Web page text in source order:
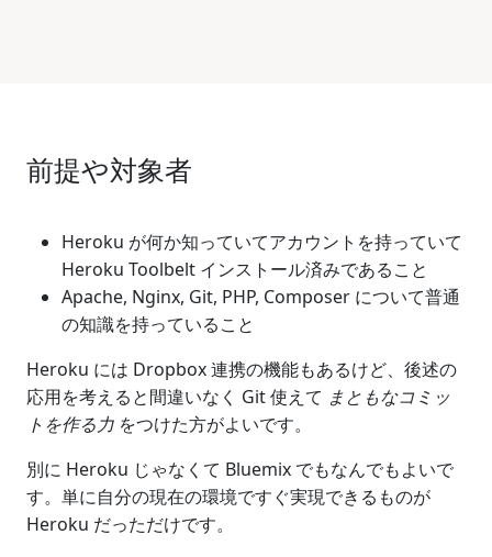
前提や対象者
Heroku が何か知っていてアカウントを持っていて
Heroku Toolbelt インストール済みであること
Apache, Nginx, Git, PHP, Composer について普通
の知識を持っていること
Heroku には Dropbox 連携の機能もあるけど、後述の
応用を考えると間違いなく Git 使えて まともなコミッ
トを作る力 をつけた方がよいです。
別に Heroku じゃなくて Bluemix でもなんでもよいで
す。単に自分の現在の環境ですぐ実現できるものが
Heroku だっただけです。